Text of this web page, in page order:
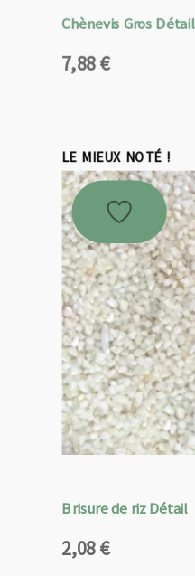
Chènevis Gros Détail
7,88€
LE MIEUX NOTÉ !
Brisure de riz Détail
2,08€